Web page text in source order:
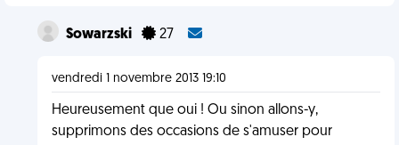
Sowarzski 27
vendredi 1 novembre 2013 19:10
Heureusement que oui ! Ou sinon allons-y,
supprimons des occasions de s'amuser pour